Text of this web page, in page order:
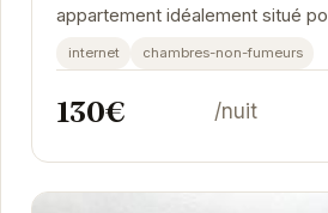
appartement idéalement situé
Grenoble. Son emplacement
accès facile aux...
internet chambres-non-fumeurs
130€ /nuit